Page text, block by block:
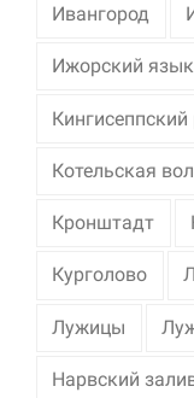
Ивангород
Ижорский язык
Кингисеппский
Котельская
Кронштадт
Курголово
Лужицы
Нарвский